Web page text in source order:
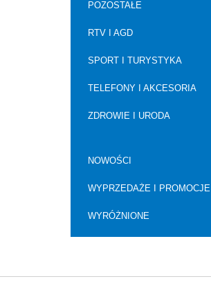
POZOSTAŁE
RTV I AGD
SPORT I TURYSTYKA
TELEFONY I AKCESORIA
ZDROWIE I URODA
NOWOŚCI
WYPRZEDAŻE I PROMOCJE
WYRÓŻNIONE